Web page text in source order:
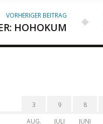
VORHERIGER BEITRAG
HOHOKUM
3
AUG.
9
JULI
8
JUNI